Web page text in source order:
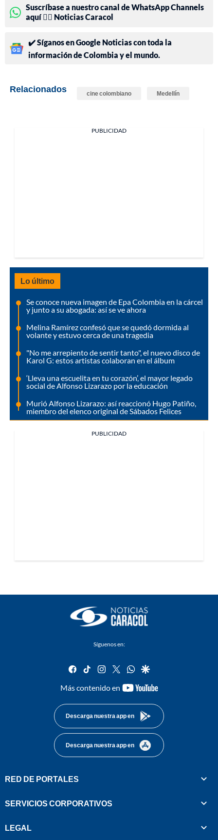
Suscríbase a nuestro canal de WhatsApp Channels
aquí 👉🏻 Noticias Caracol
✔️ Síganos en Google Noticias con toda la
información de Colombia y el mundo.
Relacionados cine colombiano Medellín
PUBLICIDAD
Lo último
Se conoce nueva imagen de Epa Colombia en la cárcel
y junto a su abogada: así se ve ahora
Melina Ramírez confesó que se quedó dormida al
volante y estuvo cerca de una tragedia
"No me arrepiento de sentir tanto", el nuevo disco de
Karol G: estos artistas colaboran en el álbum
‘Lleva una escuelita en tu corazón’, el mayor legado
social de Alfonso Lizarazo por la educación
Murió Alfonso Lizarazo: así reaccionó Hugo Patiño,
miembro del elenco original de Sábados Felices
PUBLICIDAD
Síguenos en:
facebook
tiktok instagram
twitterwhatsapp
google
Más contenido en
youtube-
Descarga nuestra app en
Descarga nuestra app en
RED DE PORTALES
SERVICIOS CORPORATIVOS
LEGAL